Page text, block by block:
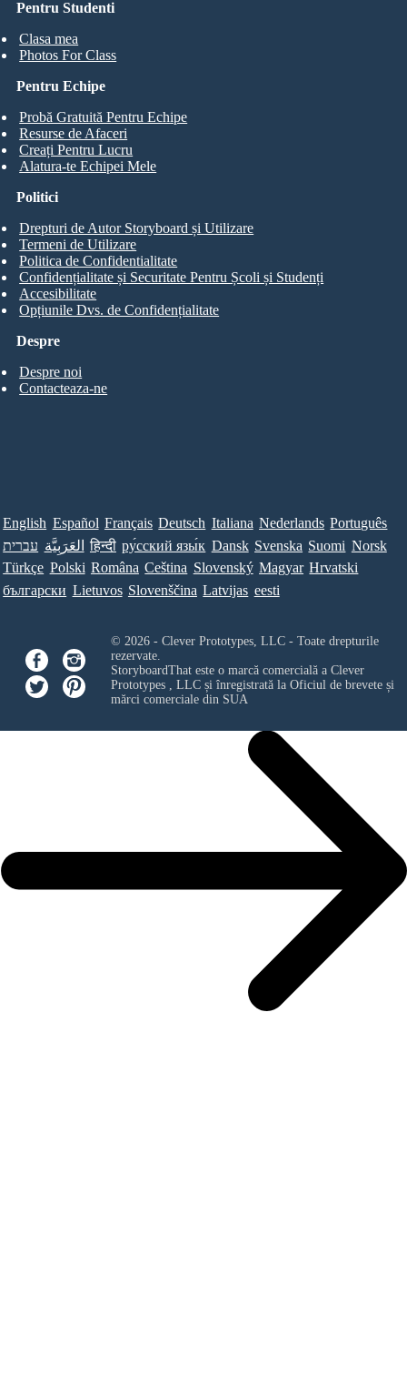
Pentru Studenti
Clasa mea
Photos For Class
Pentru Echipe
Probă Gratuită Pentru Echipe
Resurse de Afaceri
Creați Pentru Lucru
Alatura-te Echipei Mele
Despre
Despre noi
Contacteaza-ne
Politici
Drepturi de Autor Storyboard și Utilizare
Termeni de Utilizare
Politica de Confidentialitate
Confidențialitate și Securitate Pentru Școli și Studenți
Accesibilitate
Opțiunile Dvs. de Confidențialitate
English Español Français Deutsch Italiana Nederlands Português
עברית العَرَبِيَّة हिन्दी ру́сский язы́к Dansk Svenska Suomi Norsk
Türkçe Polski Româna Ceština Slovenský Magyar Hrvatski
български Lietuvos Slovenščina Latvijas eesti
© 2026 - Clever Prototypes, LLC - Toate drepturile
rezervate.
StoryboardThat este o marcă comercială a Clever
Prototypes , LLCși înregistrată la Oficiul de brevete și
mărci comerciale din SUA